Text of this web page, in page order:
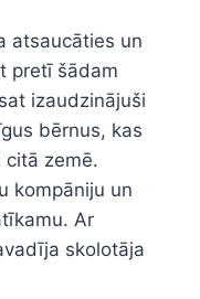
atsaucāties un
pretī šādam
izaudzinājuši
bērnus, kas
citā zemē.
kompāniju un
Ar
skolotāja